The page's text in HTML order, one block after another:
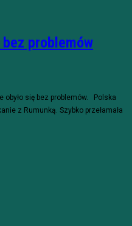
problemów
się bez problemów. Polska
z Rumunką. Szybko przełamała